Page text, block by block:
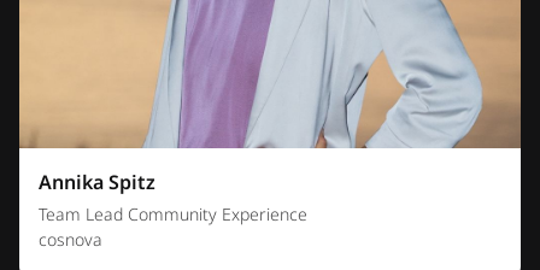
Annika Spitz
Team Lead Community Experience
cosnova